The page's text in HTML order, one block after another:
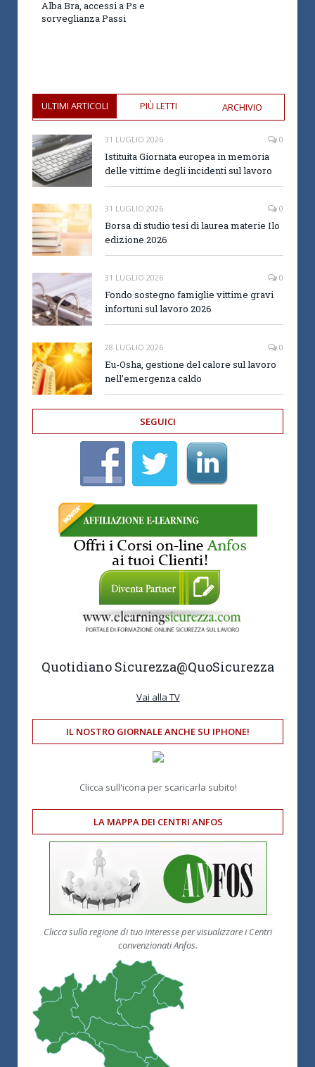
Alba Bra, accessi a Ps e
sorveglianza Passi
ULTIMI ARTICOLI PIÙ LETTI ARCHIVIO
31 LUGLIO 2026 0
Istituita Giornata europea in memoria
delle vittime degli incidenti sul lavoro
31 LUGLIO 2026 0
Borsa di studio tesi di laurea materie Ilo
edizione 2026
31 LUGLIO 2026 0
Fondo sostegno famiglie vittime gravi
infortuni sul lavoro 2026
28 LUGLIO 2026 0
Eu-Osha, gestione del calore sul lavoro
nell’emergenza caldo
SEGUICI
Quotidiano Sicurezza@QuoSicurezza
Vai alla TV
IL NOSTRO GIORNALE ANCHE SU IPHONE!
Clicca sull'icona per scaricarla subito!
LA MAPPA DEI CENTRI ANFOS
Clicca sulla regione di tuo interesse per visualizzare i Centri
convenzionati Anfos.